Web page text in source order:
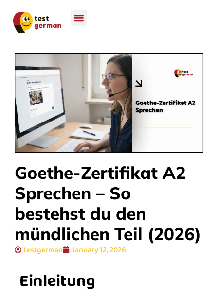
Goethe-Zertifikat A2
Sprechen – So
bestehst du den
mündlichen Teil (2026)
testgerman January 12, 2026
Einleitung